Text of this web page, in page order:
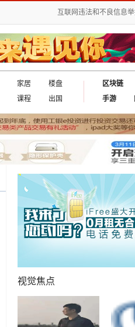
互联网违法和不良信息
家居
楼盘
课程 出国
区块链
手游
视觉焦点